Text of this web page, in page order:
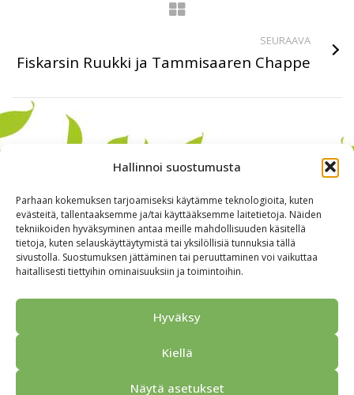
Hallinnoi suostumusta
Parhaan kokemuksen tarjoamiseksi käytämme teknologioita, kuten
evästeitä, tallentaaksemme ja/tai käyttääksemme laitetietoja. Näiden
tekniikoiden hyväksyminen antaa meille mahdollisuuden käsitellä
tietoja, kuten selauskäyttäytymistä tai yksilöllisiä tunnuksia tällä
sivustolla. Suostumuksen jättäminen tai peruuttaminen voi vaikuttaa
haitallisesti tiettyihin ominaisuuksiin ja toimintoihin.
Hyväksy
Kiellä
Näytä asetukset
SEURAAVA
Fiskarsin Ruukki ja Tammisaaren Chappe
Kokous & Ohjelmat
Tietosuojaseloste
© 2026 Porvoo Tours - matkanjärjestäjä / FPW